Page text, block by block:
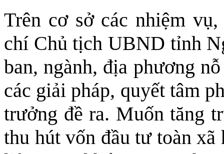
Trên cơ sở các nhiệm
chí Chủ tịch UBND tỉnh
ban, ngành, địa phương
các giải pháp, quyết tâm
trưởng đề ra. Muốn tăng
thu hút vốn đầu tư toàn